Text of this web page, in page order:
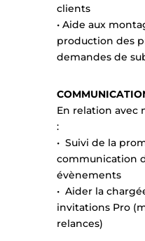
clients
• Aide aux
production des
demandes de
En relation avec
:
• Suivi de la
communication
évènements
• Aider la
invitations Pro
relances)